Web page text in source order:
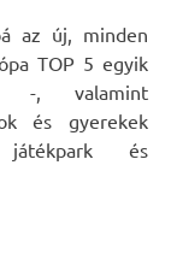
az új, minden
TOP 5 egyik
-, valamint
és gyerekek
és